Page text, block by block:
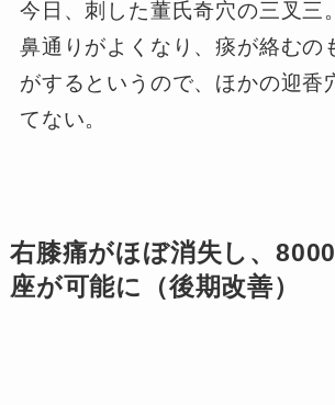
今日、刺した董氏奇穴の三叉三。
鼻通りがよくなり、痰が絡むの
がするというので、ほかの迎香
てない。
右膝痛がほぼ消失し、
座が可能に（後期改善）